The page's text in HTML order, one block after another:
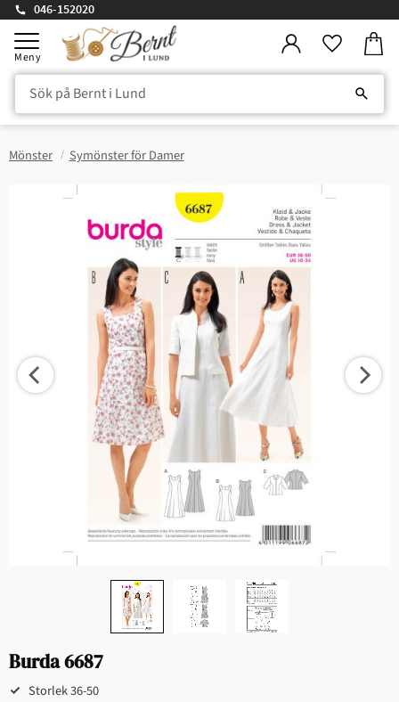
Meny
046-152020
Mönster Symönster för Damer
Burda 6687
Storlek 36-50